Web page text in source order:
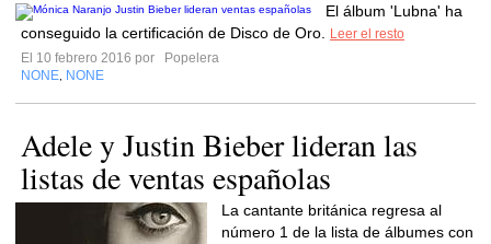
El álbum 'Lubna' ha
conseguido la certificación de Disco de Oro.
Leer el resto
El 10 febrero 2016 por
Popelera
NONE NONE
Adele y Justin Bieber lideran las
listas de ventas españolas
La cantante británica regresa al
número 1 de la lista de álbumes con